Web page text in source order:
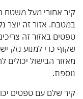
קיר אחורי מעל משטח
במטבח. אזור זה יוצר
טפטים באזור זה
שקוף כדי למנוע נזק
מאזור הבישול
נוספת.
קיר שלם עם טפטים